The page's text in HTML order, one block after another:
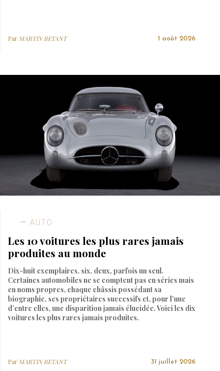
ParMARTIN BETANT 1 août 2026
AUTO
Les 10 voitures les plus rares jamais
produites au monde
Dix-huit exemplaires, six, deux, parfois un seul.
Certaines automobiles ne se comptent pas en séries mais
en noms propres, chaque châssis possédant sa
biographie, ses propriétaires successifs et, pour l’une
d’entre elles, une disparition jamais élucidée. Voici les dix
voitures les plus rares jamais produites.
Par MARTIN BETANT 31 juillet 2026